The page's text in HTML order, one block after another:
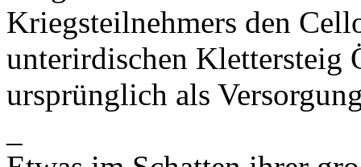
Kriegsteilnehmers den
unterirdischen Klettersteig
ursprünglich als